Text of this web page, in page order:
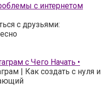
с интернетом
с друзьями:
с Чего Начать •
| Как создать с нуля и